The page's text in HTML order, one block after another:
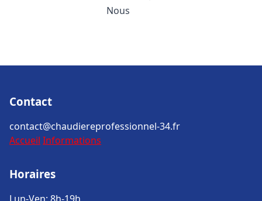
Nous
Contact
contact@chaudiereprofessionnel-34.fr
Accueil Informations
Horaires